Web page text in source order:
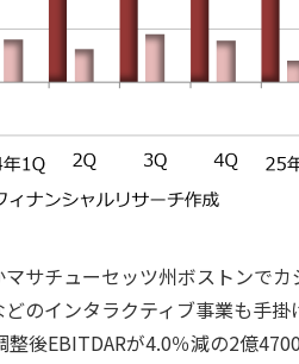
サチューセッツ州ボストンで
のインタラクティブ事業も手
後EBITDARが4.0％減の2億4700